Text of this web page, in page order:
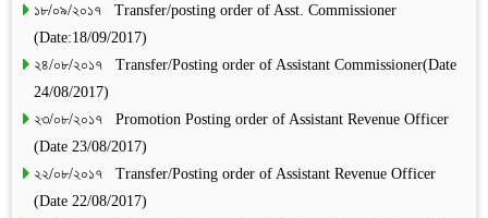
১৮/০৯/২০১৭ Transfer/posting order of Asst. Commissioner
(Date:18/09/2017)
২৪/০৮/২০১৭ Transfer/Posting order of Assistant Commissioner(Date
24/08/2017)
২৩/০৮/২০১৭ Promotion Posting order of Assistant Revenue Officer
(Date 23/08/2017)
২২/০৮/২০১৭ Transfer/Posting order of Assistant Revenue Officer
(Date 22/08/2017)